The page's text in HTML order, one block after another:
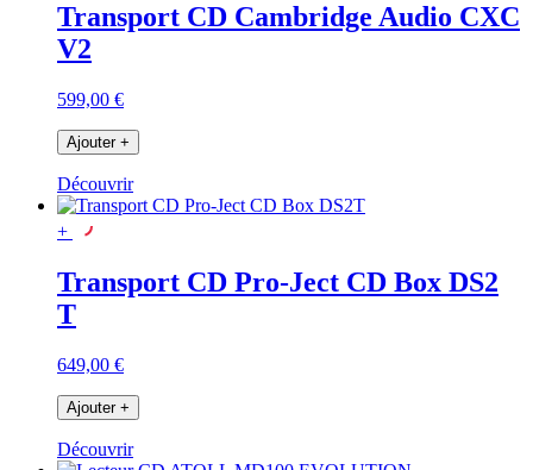
Transport CD Cambridge Audio CXC
V2
599,00 €
Ajouter +
Découvrir
+
Transport CD Pro-Ject CD Box DS2
T
649,00 €
Ajouter +
Découvrir